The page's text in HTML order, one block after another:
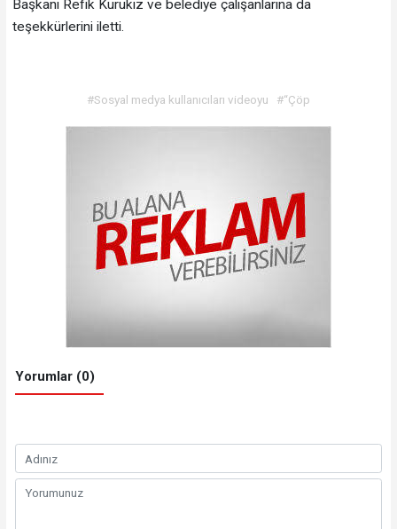
Başkanı Refik Kurukız ve belediye çalışanlarına da
teşekkürlerini iletti.
#Sosyal medya kullanıcıları videoyu #“Çöp
Yorumlar (0)